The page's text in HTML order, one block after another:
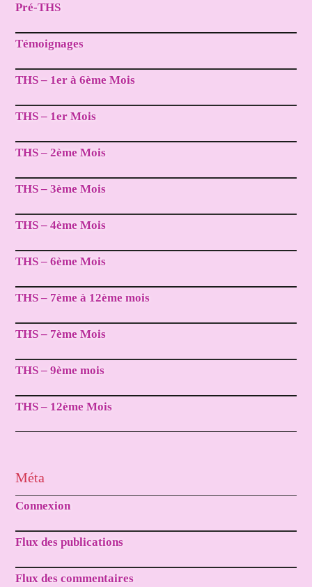
Pré-THS
Témoignages
THS – 1er à 6ème Mois
THS – 1er Mois
THS – 2ème Mois
THS – 3ème Mois
THS – 4ème Mois
THS – 6ème Mois
THS – 7ème à 12ème mois
THS – 7ème Mois
THS – 9ème mois
THS – 12ème Mois
Méta
Connexion
Flux des publications
Flux des commentaires